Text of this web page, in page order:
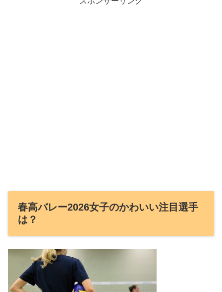
春高バレー2026女子のかわいい注目選手
は？